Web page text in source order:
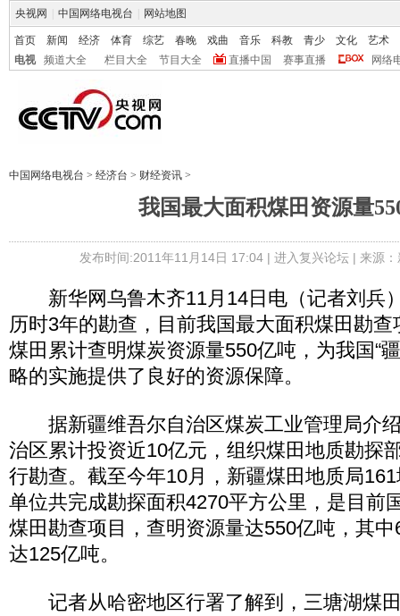
央视网 中国网络电视台 网站地图
首页 新闻 经济 体育 综艺 春晚 戏曲 音乐 科教 青少 文化
艺术
电视
频道大全 栏目大全 节目大全 直播中国 赛事直播 网络
中国网络电视台 > 经济台 > 财经资讯 >
我国最大面积煤田资源量
发布时间:2011年11月14日 17:04 | 进入复兴论坛| 来源
新华网乌鲁木齐11月14日电（记者刘兵
历时3年的勘查，目前我国最大面积煤田勘
煤田累计查明煤炭资源量550亿吨，为我国“
略的实施提供了良好的资源保障。
据新疆维吾尔自治区煤炭工业管理局介
治区累计投资近10亿元，组织煤田地质勘探
行勘查。截至今年10月，新疆煤田地质局
单位共完成勘探面积4270平方公里，是目前
煤田勘查项目，查明资源量达550亿吨，其
达125亿吨。
记者从哈密地区行署了解到，三塘湖煤